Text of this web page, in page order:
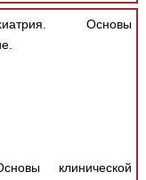
Основы
клинической